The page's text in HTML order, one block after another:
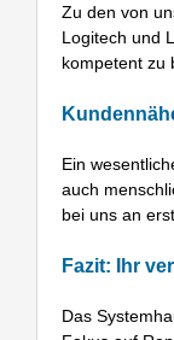
Zu den von
Logitech und
kompetent zu
Ein
auch
bei uns an
Fazit: Ihr
Das